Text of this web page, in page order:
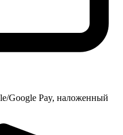
Google Pay, наложенный